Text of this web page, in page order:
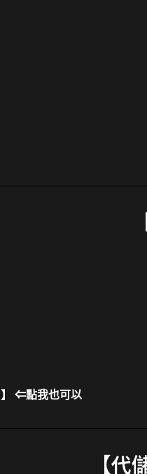
⇐點我也可以
【代